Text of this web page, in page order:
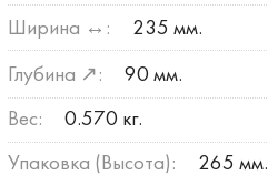
Ширина ↔: 235 мм.
Глубина ↗: 90 мм.
Вес: 0.570 кг.
Упаковка (Высота): 265 мм.